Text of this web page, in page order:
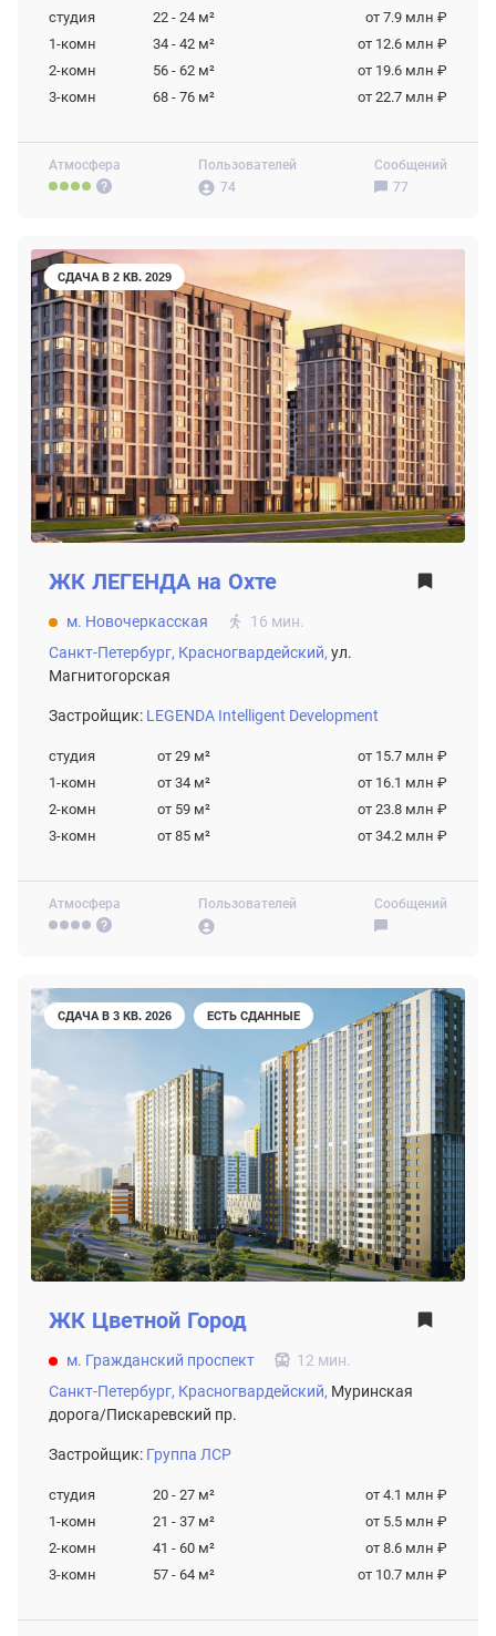
Атмосфера
Пользователей
74
Сообщений
77
студия 22 - 24 м²
от 7.9 млн ₽
1-комн
34 - 42 м²
от 12.6 млн ₽
2-комн
56 - 62 м²
от 19.6 млн ₽
3-комн
68 - 76 м² от 22.7 млн ₽
СДАЧА В 2 КВ. 2029
Атмосфера Пользователей Сообщений
ЖК ЛЕГЕНДА на Охте
м. Новочеркасская
16 мин.
Санкт-Петербург, Красногвардейский, ул.
Магнитогорская
Застройщик: LEGENDA Intelligent Development
студия от 29 м²
от 15.7 млн ₽
1-комн
от 34 м²
от 16.1 млн ₽
2-комн
от 59 м²
от 23.8 млн ₽
3-комн
от 85 м² от 34.2 млн ₽
СДАЧА В 3 КВ. 2026 ЕСТЬ СДАННЫЕ
ЖК Цветной Город
м. Гражданский проспект
12 мин.
Санкт-Петербург, Красногвардейский, Муринская
дорога/Пискаревский пр.
Застройщик: Группа ЛСР
студия 20 - 27 м²
от 4.1 млн ₽
1-комн
21 - 37 м²
от 5.5 млн ₽
2-комн
41 - 60 м²
от 8.6 млн ₽
3-комн
57 - 64 м² от 10.7 млн ₽